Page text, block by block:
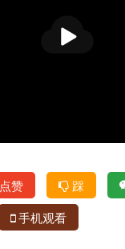
放
点赞 踩
手机观看